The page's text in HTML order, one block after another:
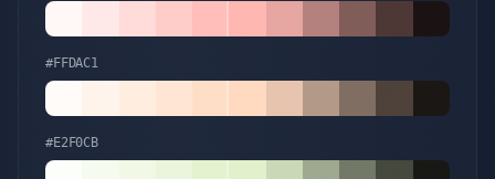
#FFDAC1
#E2F0CB